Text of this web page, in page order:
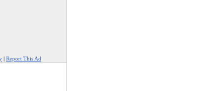
| Report This Ad